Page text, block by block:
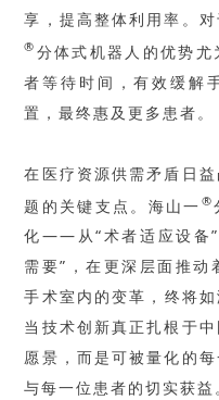
享，提高整体利用率。
® 分体式机器人的优势
者等待时间，有效缓解
置，最终惠及更多患者。
在医疗资源供需矛盾日
题的关键支点。海山一 ®
化——从“术者适应设备
需要”，在更深层面推
手术室内的变革，终将
当技术创新真正扎根于
愿景，而是可被量化的
与每一位患者的切实获益